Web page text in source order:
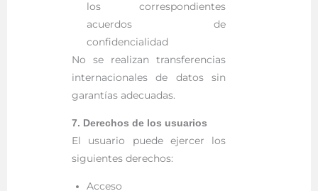
los correspondientes
acuerdos de
confidencialidad
No se realizan transferencias
internacionales de datos sin
garantías adecuadas.
7. Derechos de los usuarios
El usuario puede ejercer los
siguientes derechos:
Acceso